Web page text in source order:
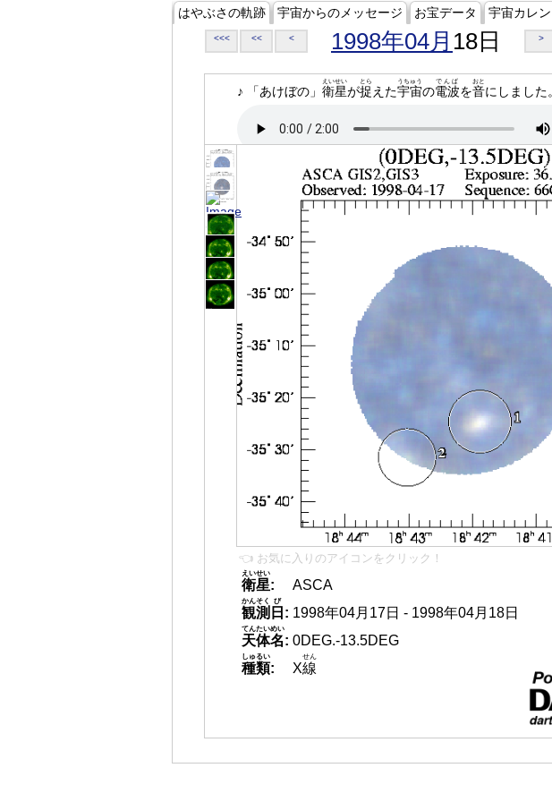
はやぶさの軌跡 宇宙からのメッセージ お宝データ 宇宙カレ
<<< << < 1998年04月 18日 >
♪ 「あけぼの」 衛星
えいせい
が捉
とら
えた宇宙
うちゅう
の電波
でんぱ
を音
おと
にしました。
👈 お気に入りのアイコンをクリック！
衛星
えいせい
:
ASCA
観測
かんそく
日
び
: 1998年04月17日 - 1998年04月18日
天体名
てんたいめい
: 0DEG.-13.5DEG
種類
しゅるい
: X線
せん